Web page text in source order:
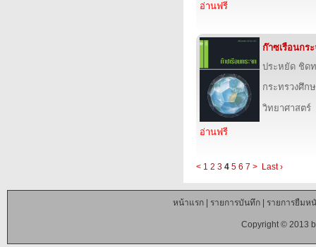
อ่านฟรี
ก๊าซเรือนกร
ประหยัด ชิด
กระทรวงศึก
วิทยาศาสตร์
อ่านฟรี
< 1 2 3 4 5 6 7 > Last ›
หน้าแรก| รายการบันทึก| รายการยืมห
Copyright © 2013